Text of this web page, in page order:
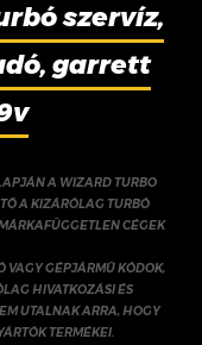
szervíz,
garrett
A WIZARD TURBO
A KIZÁRÓLAG TURBÓ
CÉGEK
VAGY GÉPJÁRMŰ KÓDOK,
HIVATKOZÁSI ÉS
UTALNAK ARRA, HOGY
TERMÉKEI.